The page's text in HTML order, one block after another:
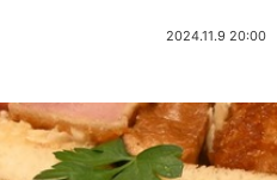
2024.11.9 20:00